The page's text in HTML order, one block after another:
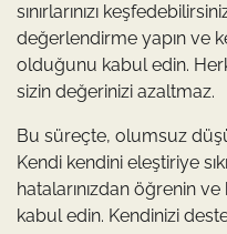
sınırlarınızı
değerlendirme yapın ve
olduğunu kabul edin.
sizin değerinizi azaltmaz.
Bu süreçte, olumsuz
Kendi kendini eleştiriye
hatalarınızdan öğrenin
kabul edin. Kendinizi